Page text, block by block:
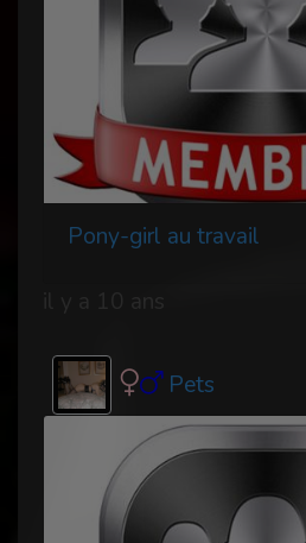
Pony-girl au travail
Pets